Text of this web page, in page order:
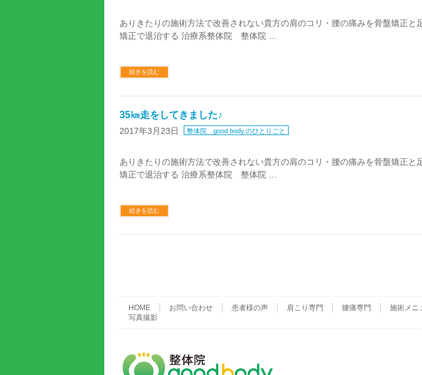
ありきたりの施術方法で改善されない貴方の肩のコリ・腰の痛みを骨盤矯正と
矯正で退治する 治療系整体院 整体院 …
続きを読む
35㎞走をしてきました♪
2017年3月23日 整体院 good body.のひとりごと
ありきたりの施術方法で改善されない貴方の肩のコリ・腰の痛みを骨盤矯正と
矯正で退治する 治療系整体院 整体院 …
続きを読む
HOME お問い合わせ 患者様の声 肩こり専門 腰痛専門 施術メニ
写真撮影